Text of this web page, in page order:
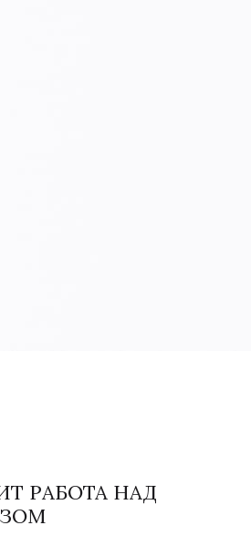
РАБОТА НАД